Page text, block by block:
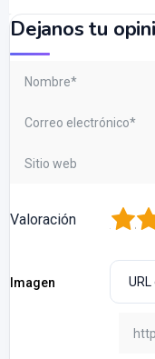
Dejanos tu
Valoración 2
Imagen